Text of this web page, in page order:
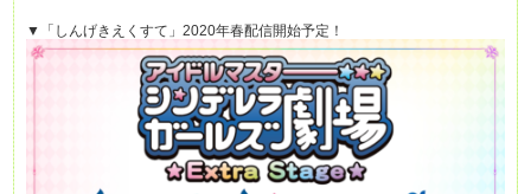
▼「しんげきえくすて」2020年春配信開始予定！